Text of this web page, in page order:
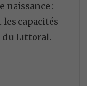
naissance :
les capacités
du Littoral.